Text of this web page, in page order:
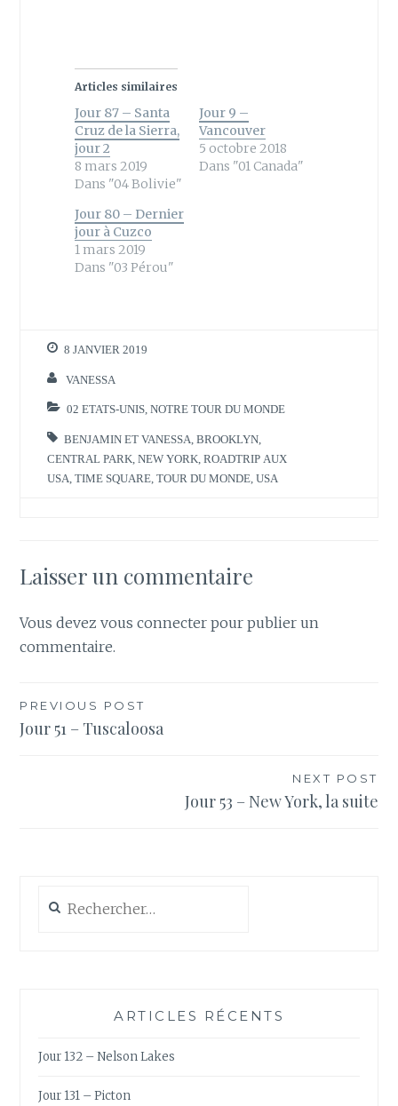
r
s
u
r
T
w
i
t
t
e
r
o
u
v
r
e
d
n
u
v
l
l
f
e
n
ê
t
r
s
u
r
F
a
c
o
o
(
o
u
v
e
e
l
e
f
e
n
ê
Articles similaires
Jour 87 – Santa
Cruz de la Sierra,
jour 2
8 mars 2019
Dans "04 Bolivie"
Jour 9 –
Vancouver
5 octobre 2018
Dans "01 Canada"
Jour 80 – Dernier
jour à Cuzco
1 mars 2019
Dans "03 Pérou"
8 JANVIER 2019
VANESSA
02 ETATS-UNIS ,NOTRE TOUR DU MONDE
BENJAMIN ET VANESSA ,BROOKLYN
CENTRAL PARK ,NEW YORK ,ROADTRIP AUX
USA ,TIME SQUARE ,TOUR DU MONDE ,USA
Laisser un commentaire
Vous devezvous connecter pour publier un
commentaire.
Navigation
de
PREVIOUS POST
Jour 51 – Tuscaloosa
NEXT POST
Jour 53 – New York, la suite
ARTICLES RÉCENTS
Jour 132 – Nelson Lakes
Jour 131 – Picton